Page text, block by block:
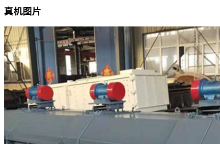
真机图片